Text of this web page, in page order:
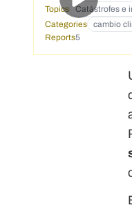
Topics Catástrofes e
Categories
cambio
Reports5